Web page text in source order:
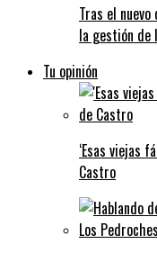
Tras el
la gestión de
Tu opinión
‘Esas viejas
Castro